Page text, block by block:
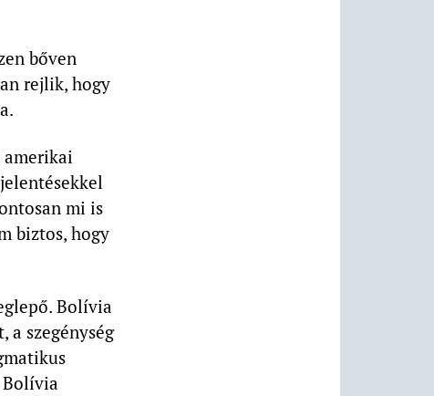
bőven
rejlik, hogy
amerikai
mi is
biztos, hogy
Bolívia
szegénység
Bolívia